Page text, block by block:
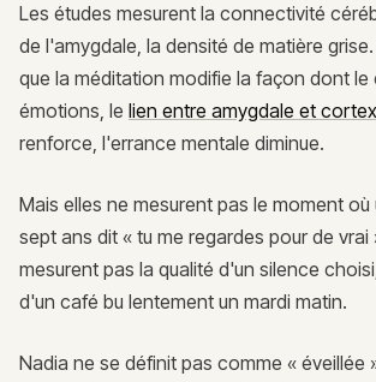
Les études mesurent la connectivité
de l'amygdale, la densité de matière
que la méditation modifie la façon dont le
émotions, le lien entre amygdale et
renforce, l'errance mentale diminue.
Mais elles ne mesurent pas le moment
sept ans dit « tu me regardes pour de vrai
mesurent pas la qualité d'un silence
d'un café bu lentement un mardi matin.
Nadia ne se définit pas comme « éveillée